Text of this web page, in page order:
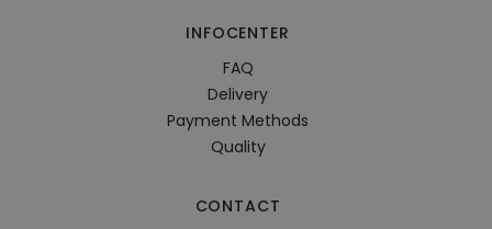
INFOCENTER
FAQ
Delivery
Payment Methods
Quality
CONTACT